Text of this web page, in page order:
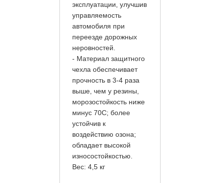
эксплуатации, улучшив
управляемость
автомобиля при
переезде дорожных
неровностей.
- Материал защитного
чехла обеспечивает
прочность в 3-4 раза
выше, чем у резины,
морозостойкость ниже
минус 70С; более
устойчив к
воздействию озона;
обладает высокой
износостойкостью.
Вес: 4,5 кг